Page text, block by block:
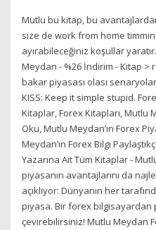
Mutlu bu kitap, bu
size de work from home
ayırabileceğiniz koşullar
Meydan - %26 İndirim - Kitap >
bakar piyasası olası
KISS: Keep it simple stupid.
Kitaplar, Forex Kitapları, Mutlu
Oku, Mutlu Meydan’ın Forex
Meydan’ın Forex Bilgi
Yazarına Ait Tüm Kitaplar -
piyasanın avantajlarını da
açıklıyor: Dünyanın her
piyasa. Bir forex bilgisayardan
çevirebilirsiniz! Mutlu Meydan